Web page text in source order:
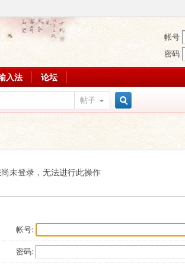
帐号
密码
入法 论坛
帖子
未登录，无法进行此操作
帐号:
密码: